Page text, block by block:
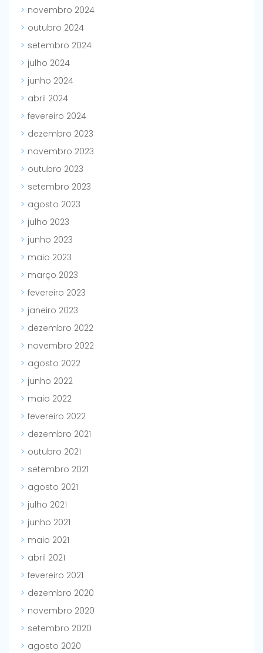
novembro 2024
outubro 2024
setembro 2024
julho 2024
junho 2024
abril 2024
fevereiro 2024
dezembro 2023
novembro 2023
outubro 2023
setembro 2023
agosto 2023
julho 2023
junho 2023
maio 2023
março 2023
fevereiro 2023
janeiro 2023
dezembro 2022
novembro 2022
agosto 2022
junho 2022
maio 2022
fevereiro 2022
dezembro 2021
outubro 2021
setembro 2021
agosto 2021
julho 2021
junho 2021
maio 2021
abril 2021
fevereiro 2021
dezembro 2020
novembro 2020
setembro 2020
agosto 2020